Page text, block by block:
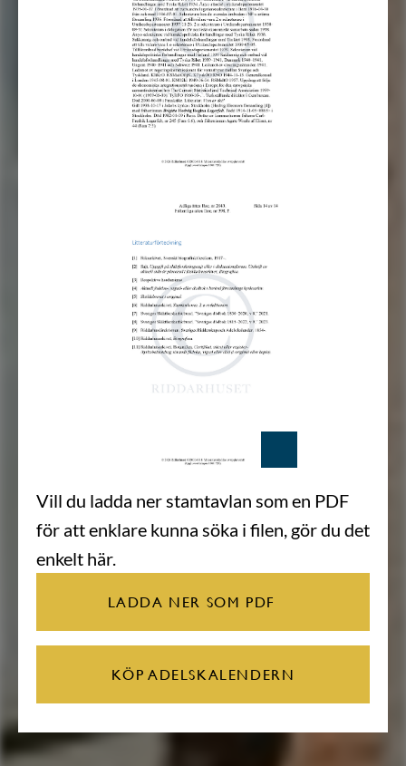
Vill du ladda ner stamtavlan som en PDF
för att enklare kunna söka i filen, gör du det
enkelt här.
LADDA NER SOM PDF
KÖP ADELSKALENDERN